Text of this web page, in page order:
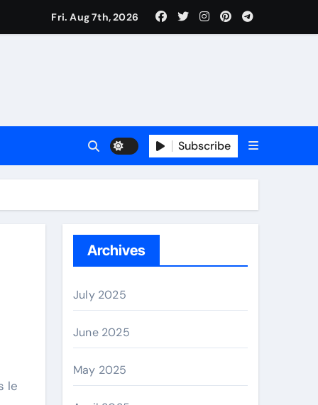
Fri. Aug 7th, 2026
Subscribe
Archives
July 2025
June 2025
May 2025